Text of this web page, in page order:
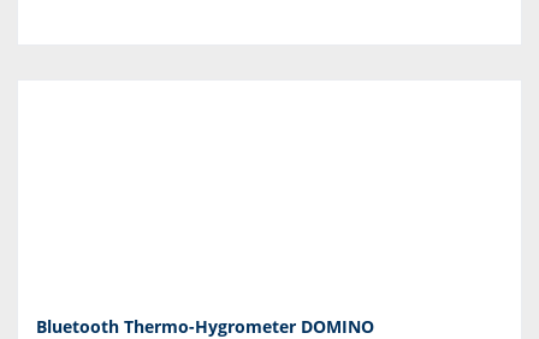
Bluetooth Thermo-Hygrometer DOMINO